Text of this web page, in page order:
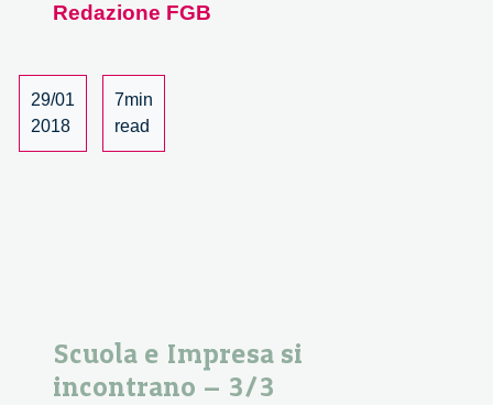
Back
Redazione FGB
29/01
2018
7min
read
Scuola e Impresa si
incontrano – 3/3